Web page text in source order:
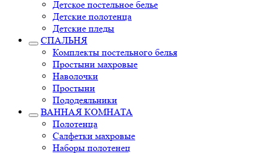
Детское постельное белье
Детские полотенца
Детские пледы
СПАЛЬНЯ
Комплекты постельного белья
Простыни махровые
Наволочки
Простыни
Пододеяльники
ВАННАЯ КОМНАТА
Полотенца
Салфетки махровые
Наборы полотенец